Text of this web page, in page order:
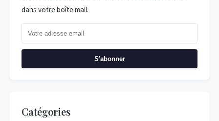
dans votre boîte mail.
S'abonner
Catégories